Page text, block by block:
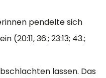
pendelte sich
(20:11, 36.; 23:13; 43.;
lassen. Das